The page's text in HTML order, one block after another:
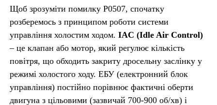
Щоб зрозуміти помилку P0507, спочатку
розберемось з принципом роботи системи
управління холостим ходом. IAC (Idle Air Control)
– це клапан або мотор, який регулює кількість
повітря, що обходить закриту дросельну заслінку у
режимі холостого ходу. ЕБУ (електронний блок
управління) постійно порівнює фактичні оберти
двигуна з цільовими (зазвичай 700-900 об/хв) і